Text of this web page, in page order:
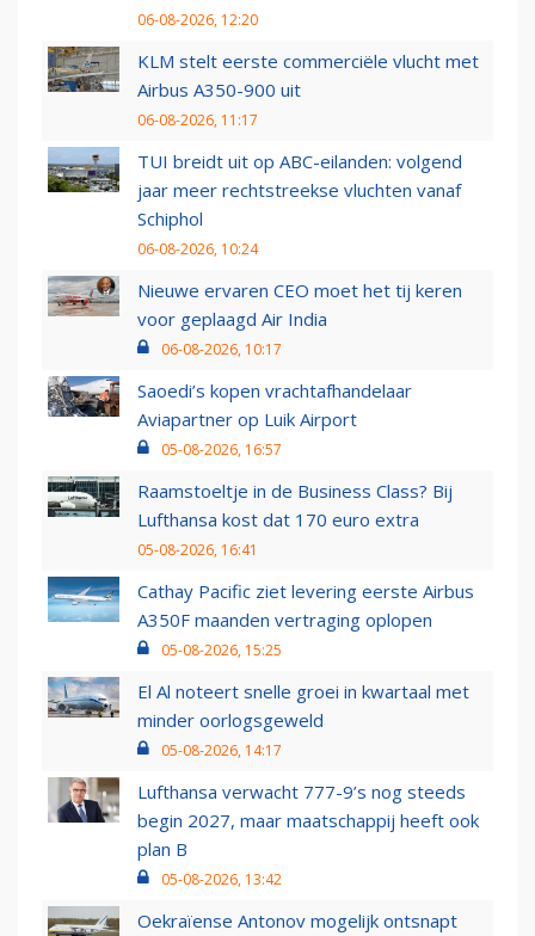
06-08-2026, 12:20
KLM stelt eerste commerciële vlucht met
Airbus A350-900 uit
06-08-2026, 11:17
TUI breidt uit op ABC-eilanden: volgend
jaar meer rechtstreekse vluchten vanaf
Schiphol
06-08-2026, 10:24
Nieuwe ervaren CEO moet het tij keren
voor geplaagd Air India
06-08-2026, 10:17
Saoedi’s kopen vrachtafhandelaar
Aviapartner op Luik Airport
05-08-2026, 16:57
Raamstoeltje in de Business Class? Bij
Lufthansa kost dat 170 euro extra
05-08-2026, 16:41
Cathay Pacific ziet levering eerste Airbus
A350F maanden vertraging oplopen
05-08-2026, 15:25
El Al noteert snelle groei in kwartaal met
minder oorlogsgeweld
05-08-2026, 14:17
Lufthansa verwacht 777-9’s nog steeds
begin 2027, maar maatschappij heeft ook
plan B
05-08-2026, 13:42
Oekraïense Antonov mogelijk ontsnapt